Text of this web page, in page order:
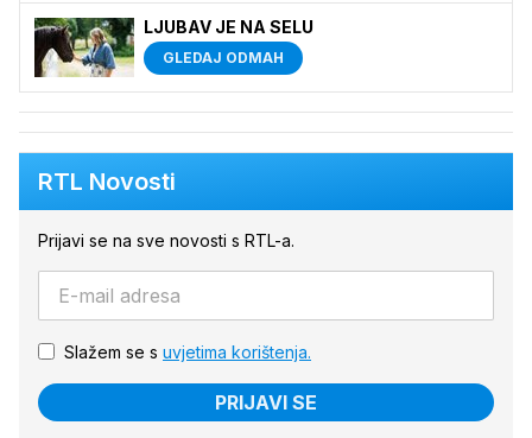
LJUBAV JE NA SELU
GLEDAJ ODMAH
RTL Novosti
Prijavi se na sve novosti s RTL-a.
Slažem se s uvjetima korištenja.
PRIJAVI SE